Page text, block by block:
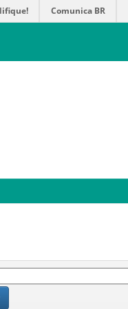
Comunica BR